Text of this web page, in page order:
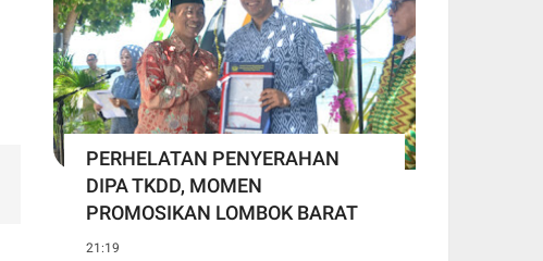
PERHELATAN PENYERAHAN
DIPA TKDD, MOMEN
PROMOSIKAN LOMBOK BARAT
21:19